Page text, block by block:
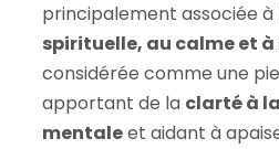
principalement associée à
spirituelle, au calme et à
considérée comme une
apportant de la clarté à
mentaleet aidant à